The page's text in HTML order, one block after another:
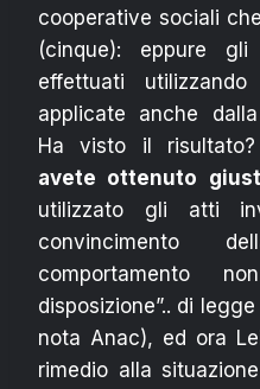
cooperative sociali
(cinque): eppure
effettuati
applicate anche
Ha visto il risultato?
avete ottenuto
utilizzato gli atti
convincimento
comportamento
disposizione”.. di
nota Anac), ed ora
rimedio alla